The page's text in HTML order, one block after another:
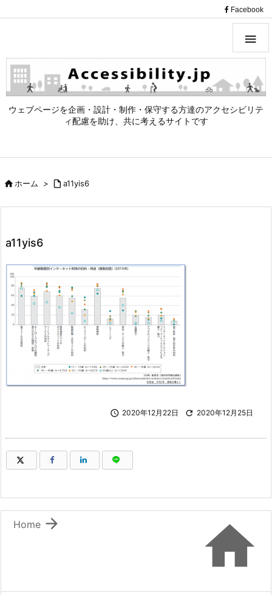
Facebook
ウェブページを企画・設計・制作・保守する方達のアクセシビリテ
ィ配慮を助け、共に考えるサイトです

ホーム >  a11yis6
a11yis6
 2020年12月22日  2020年12月25日
（新しいウィンドウで開きます）
（新しいウィンドウで開きます）
（新しいウィンドウで開きます）
（新しいウィンドウで開きます）


Home